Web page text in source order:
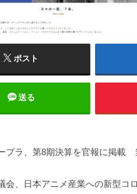
ポスト
送る
プラ、第8期決算を官報に掲載
会、日本アニメ産業への新型コ